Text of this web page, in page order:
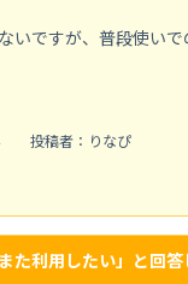
いですが、普段使い
投稿者：りなぴ
また利用したい」と回答